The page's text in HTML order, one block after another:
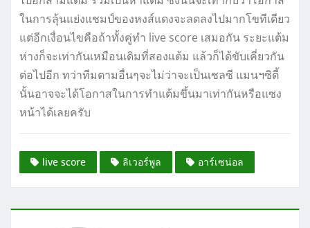
ในการลุ้นแย่งแชมป์ของหงส์แดงจะลดลงไปมากโขทีเดียว
แต่อีกเงื่อนไขคือถ้าทั้งคู่ทำ live score เสมอกัน ระยะแต้ม
ห่างก็จะเท่ากันเหมือนเดิมที่สองแต้ม แล้วก็ได้ขับเคี่ยวกัน
ต่อไปอีก ทว่าทีมตามอื่นๆจะไม่ว่าจะเป็นเชลซี แมนฯซิตี้
นั้นอาจจะได้โอกาสในการทำแต้มขึ้นมาเท่ากันหรือแซง
หน้าได้เลยครับ
live score ลิเวอร์พูล อาร์เซน่อล